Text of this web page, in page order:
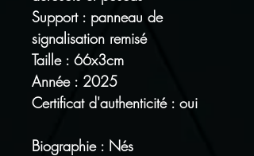
Support : panneau de
signalisation remisé
Taille : 66x3cm
Année : 2025
Certificat d'authenticité : oui
Biographie : Nés